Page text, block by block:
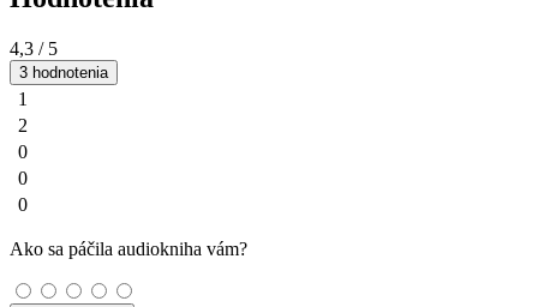
4,3 / 5
3 hodnotenia
1
2
0
0
0
Ako sa páčila audiokniha vám?